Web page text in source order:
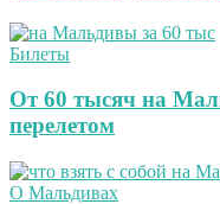
Билеты
От 60 тысяч на
перелетом
О Мальдивах